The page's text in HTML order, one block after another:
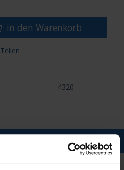
in den Warenkorb
Teilen
4320